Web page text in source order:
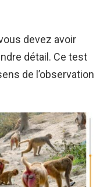
devez avoir
détail. Ce test
de l’observation